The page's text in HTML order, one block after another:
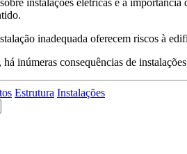
instalações elétricas e a
inadequada oferecem riscos à
inúmeras consequências de
Estrutura Instalações